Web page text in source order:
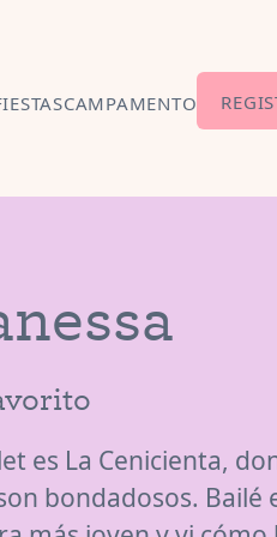
AÑOS
5
8
CAMPAMENTO
es La Cenicienta,
bondadosos. Bailé